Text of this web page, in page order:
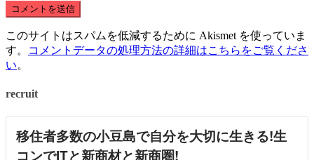
このサイトはスパムを低減するために Akismet を使っていま
す。
コメントデータの処理方法の詳細はこちらをご覧くださ
い。
recruit